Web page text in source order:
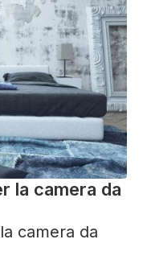
la camera da
camera da